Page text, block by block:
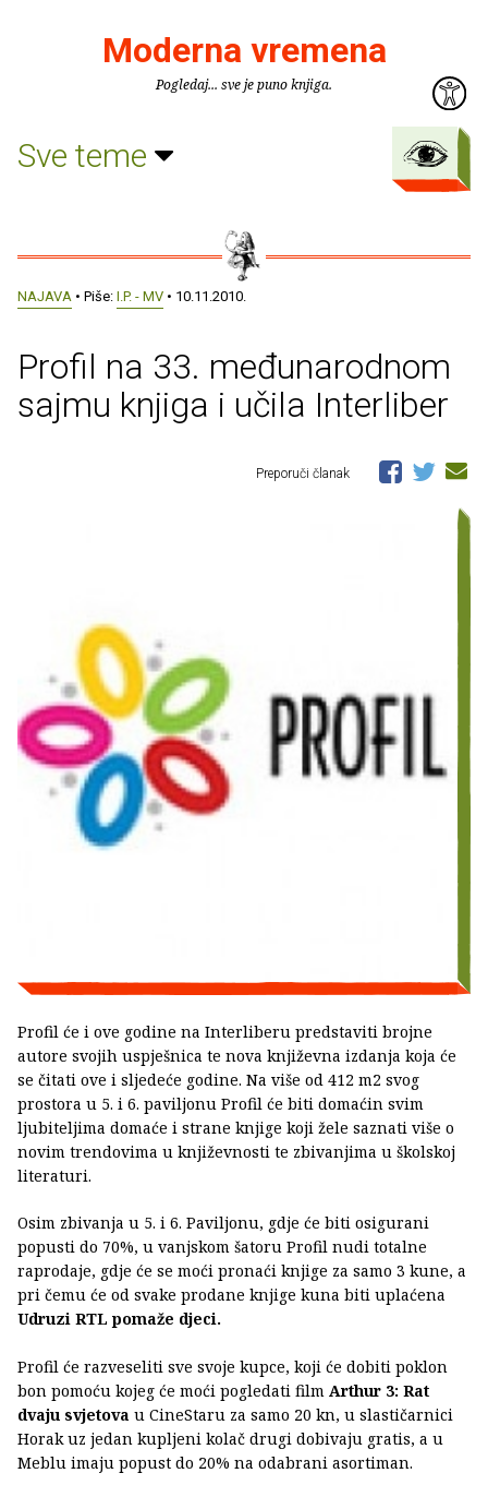
Moderna vremena
Pogledaj... sve je puno knjiga.
Sve teme
NAJAVA • Piše: I.P. - MV • 10.11.2010.
Profil na 33. međunarodnom
sajmu knjiga i učila Interliber
Preporuči članak
Profil će i ove godine na Interliberu predstaviti brojne
autore svojih uspješnica te nova književna izdanja koja će
se čitati ove i sljedeće godine. Na više od 412 m2 svog
prostora u 5. i 6. paviljonu Profil će biti domaćin svim
ljubiteljima domaće i strane knjige koji žele saznati više o
novim trendovima u književnosti te zbivanjima u školskoj
literaturi.
Osim zbivanja u 5. i 6. Paviljonu, gdje će biti osigurani
popusti do 70%, u vanjskom šatoru Profil nudi totalne
raprodaje, gdje će se moći pronaći knjige za samo 3 kune, a
pri čemu će od svake prodane knjige kuna biti uplaćena
Udruzi RTL pomaže djeci.
Profil će razveseliti sve svoje kupce, koji će dobiti poklon
bon pomoću kojeg će moći pogledati film Arthur 3: Rat
dvaju svjetova u CineStaru za samo 20 kn, u slastičarnici
Horak uz jedan kupljeni kolač drugi dobivaju gratis, a u
Meblu imaju popust do 20% na odabrani asortiman.